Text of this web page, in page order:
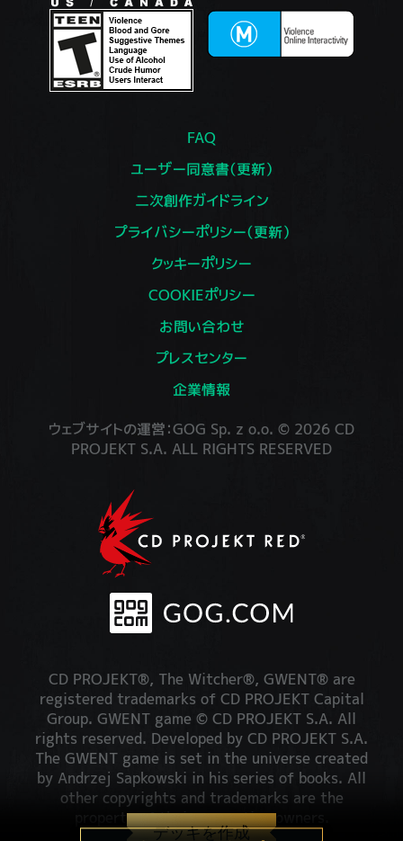
デッキを作成
FAQ
ユーザー同意書（更新）
二次創作ガイドライン
プライバシーポリシー（更新）
クッキーポリシー
COOKIEポリシー
お問い合わせ
プレスセンター
企業情報
ウェブサイトの運営：GOG Sp. z o.o. © 2026 CD
PROJEKT S.A. ALL RIGHTS RESERVED
CD PROJEKT®, The Witcher®, GWENT® are
registered trademarks of CD PROJEKT Capital
Group. GWENT game © CD PROJEKT S.A. All
rights reserved. Developed by CD PROJEKT S.A.
The GWENT game is set in the universe created
by Andrzej Sapkowski in his series of books. All
other copyrights and trademarks are the
property of their respective owners.